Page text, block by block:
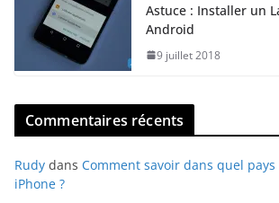
Astuce : Installer un
Android
9 juillet 2018
Commentaires récents
Rudy dans Comment savoir dans quel
iPhone ?